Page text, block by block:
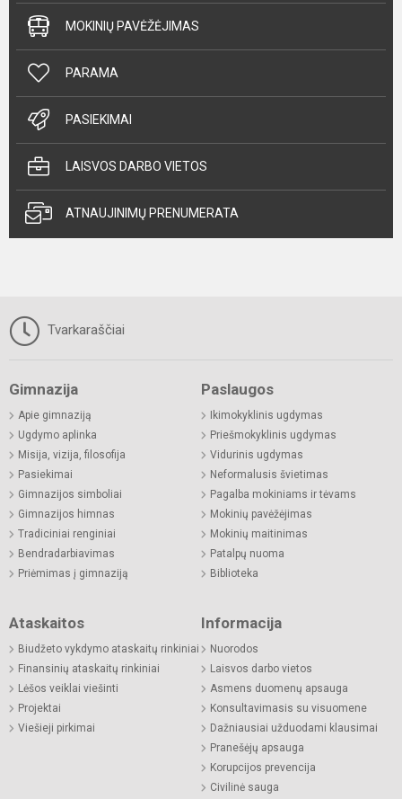
MOKINIŲ PAVĖŽĖJIMAS
PARAMA
PASIEKIMAI
LAISVOS DARBO VIETOS
ATNAUJINIMŲ PRENUMERATA
Tvarkaraščiai
Gimnazija
Apie gimnaziją
Ugdymo aplinka
Misija, vizija, filosofija
Pasiekimai
Gimnazijos simboliai
Gimnazijos himnas
Tradiciniai renginiai
Bendradarbiavimas
Priėmimas į gimnaziją
Paslaugos
Ikimokyklinis ugdymas
Priešmokyklinis ugdymas
Vidurinis ugdymas
Neformalusis švietimas
Pagalba mokiniams ir tėvams
Mokinių pavėžėjimas
Mokinių maitinimas
Patalpų nuoma
Biblioteka
Ataskaitos
Biudžeto vykdymo ataskaitų rinkiniai
Finansinių ataskaitų rinkiniai
Lėšos veiklai viešinti
Projektai
Viešieji pirkimai
Informacija
Nuorodos
Laisvos darbo vietos
Asmens duomenų apsauga
Konsultavimasis su visuomene
Dažniausiai užduodami klausimai
Pranešėjų apsauga
Korupcijos prevencija
Civilinė sauga